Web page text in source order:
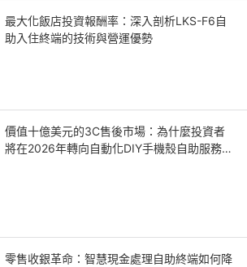
最大化飯店投資報酬率：深入剖析LKS-F6自
助入住終端的技術與營運優勢
價值十億美元的3C售後市場：為什麼投資者
將在2026年轉向自動化DIY手機殼自助服務終
零售收銀革命：智慧現金處理自助終端如何降